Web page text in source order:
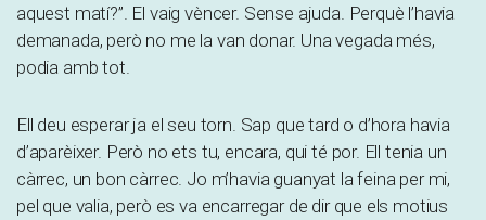
aquest matí?”. El vaig vèncer. Sense ajuda. Perquè l’havia
demanada, però no me la van donar. Una vegada més,
podia amb tot.
Ell deu esperar ja el seu torn. Sap que tard o d’hora havia
d’aparèixer. Però no ets tu, encara, qui té por. Ell tenia un
càrrec, un bon càrrec. Jo m’havia guanyat la feina per mi,
pel que valia, però es va encarregar de dir que els motius